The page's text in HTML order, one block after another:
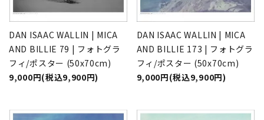
DAN ISAAC WALLIN | MICA
AND BILLIE 79 | フォトグラ
フィ/ポスター (50x70cm)
9,000円(税込9,900円)
DAN ISAAC WALLIN | MICA
AND BILLIE 173 | フォトグラ
フィ/ポスター (50x70cm)
9,000円(税込9,900円)